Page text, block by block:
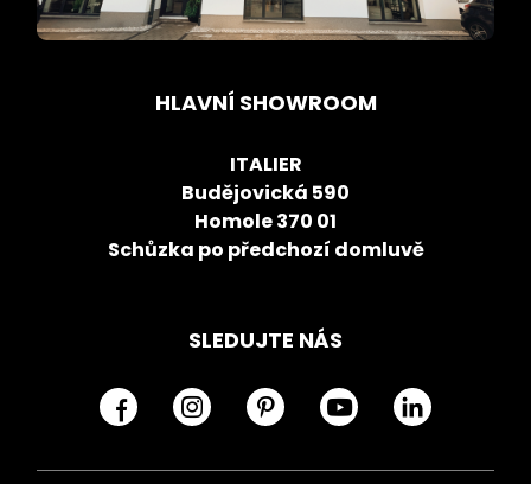
HLAVNÍ SHOWROOM
ITALIER
Budějovická 590
Homole 370 01
Schůzka po předchozí domluvě
SLEDUJTE NÁS